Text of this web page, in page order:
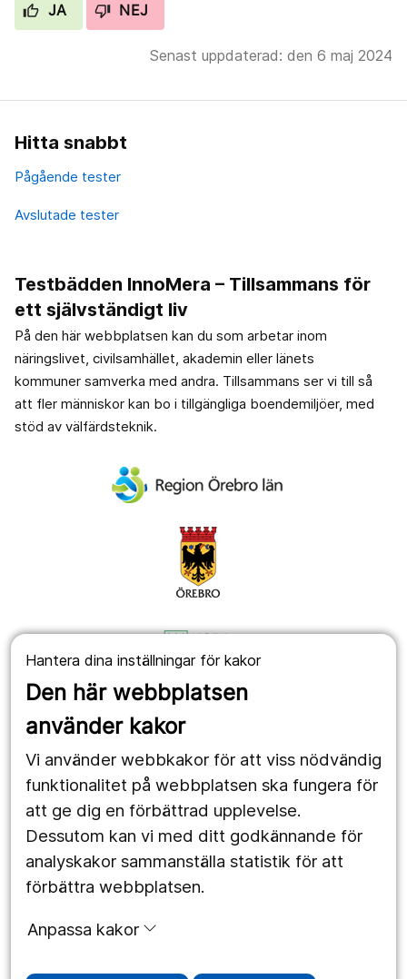
Hantera dina inställningar för kakor
Den här webbplatsen
använder kakor
Vi använder webbkakor för att viss nödvändig
funktionalitet på webbplatsen ska fungera för
att ge dig en förbättrad upplevelse.
Dessutom kan vi med ditt godkännande för
analyskakor sammanställa statistik för att
förbättra webbplatsen.
Anpassa kakor
JA NEJ
Senast uppdaterad: den 6 maj 2024
Hitta snabbt
Pågående tester
Avslutade tester
Testbädden InnoMera – Tillsammans för
ett självständigt liv
På den här webbplatsen kan du som arbetar inom
näringslivet, civilsamhället, akademin eller länets
kommuner samverka med andra. Tillsammans ser vi till så
att fler människor kan bo i tillgängliga boendemiljöer, med
stöd av välfärdsteknik.
Personuppgifter
Tillgänglighet